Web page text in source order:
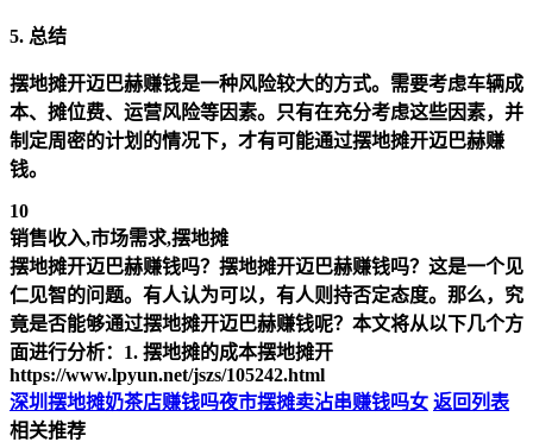
5. 总结
摆地摊开迈巴赫赚钱是一种风险较大的方式。需要考虑车辆成
本、摊位费、运营风险等因素。只有在充分考虑这些因素，并
制定周密的计划的情况下，才有可能通过摆地摊开迈巴赫赚
钱。
10
销售收入,市场需求,摆地摊
摆地摊开迈巴赫赚钱吗？摆地摊开迈巴赫赚钱吗？这是一个见
仁见智的问题。有人认为可以，有人则持否定态度。那么，究
竟是否能够通过摆地摊开迈巴赫赚钱呢？本文将从以下几个方
面进行分析：1. 摆地摊的成本摆地摊开
https://www.lpyun.net/jszs/105242.html
深圳摆地摊奶茶店赚钱吗夜市摆摊卖沾串赚钱吗女 返回列表
相关推荐